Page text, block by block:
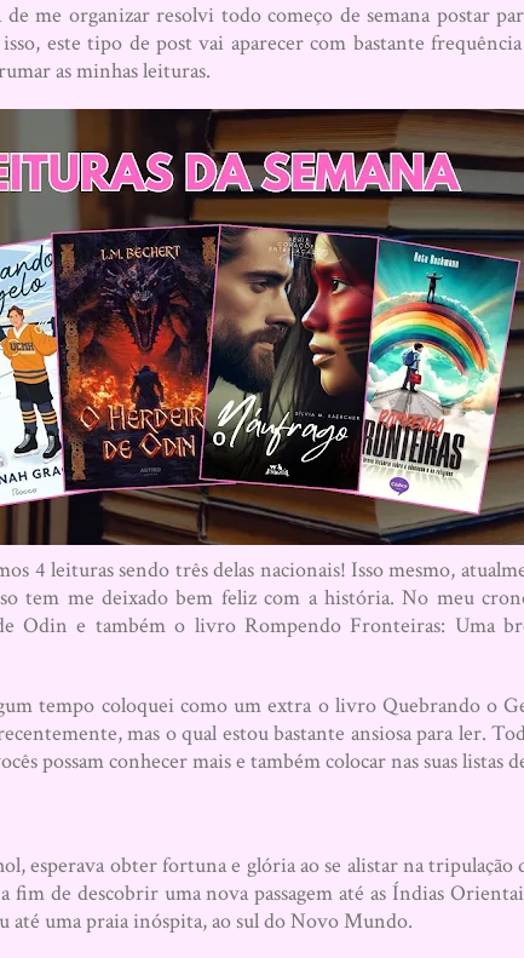
me organizar resolvi todo começo de semana postar
este tipo de post vai aparecer com bastante
as minhas leituras.
4 leituras sendo três delas nacionais! Isso mesmo,
tem me deixado bem feliz com a história. No meu
Odin e também o livro Rompendo Fronteiras: Uma
tempo coloquei como um extra o livro Quebrando o
mas o qual estou bastante ansiosa para ler.
possam conhecer mais e também colocar nas suas listas
esperava obter fortuna e glória ao se alistar na tripulação
fim de descobrir uma nova passagem até as Índias
até uma praia inóspita, ao sul do Novo Mundo.